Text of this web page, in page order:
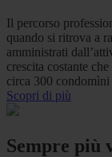
Il percorso
quando si ritrova a
amministrati
crescita costante
circa 300
Scopri di più
Sempre più